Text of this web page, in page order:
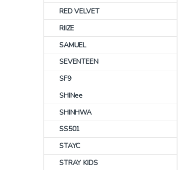
RED VELVET
RIIZE
SAMUEL
SEVENTEEN
SF9
SHINee
SHINHWA
SS501
STAYC
STRAY KIDS